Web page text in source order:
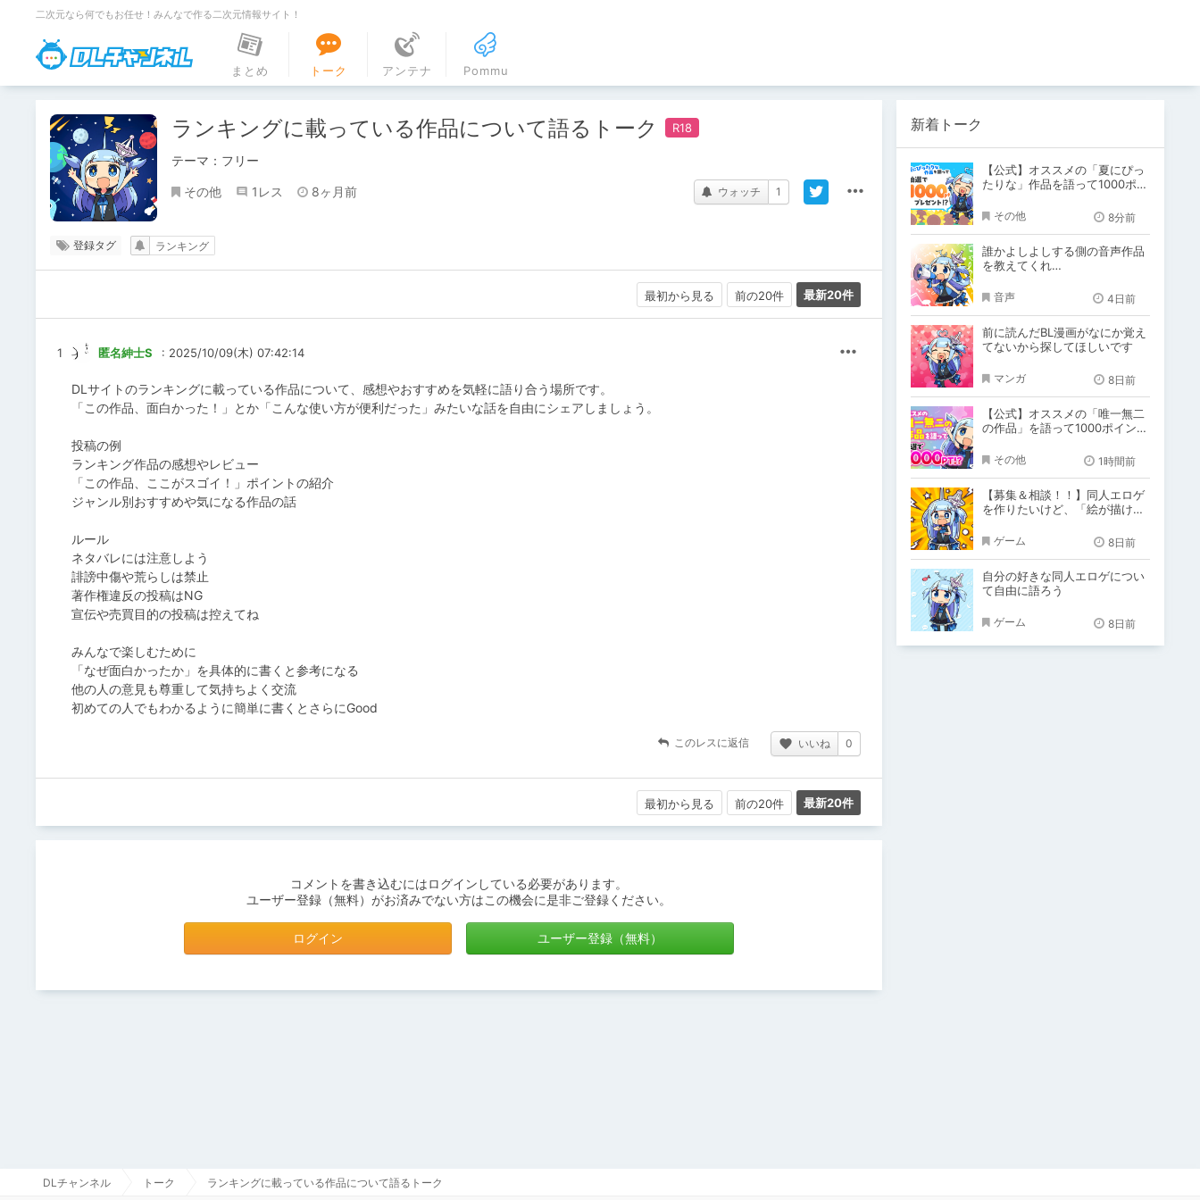
二次元なら何でもお任せ！みんなで作る二次元情報サイト！
DLチャンネル
まとめ
トーク アンテナ Pommu
ランキングに載っている作品について語るトーク
テーマ：フリー
その他 1レス 8ヶ月前 ウォッチ 1
登録タグ ランキング
最初から見る 前の20件 最新20件
1 匿名紳士S : 2025/10/09(木) 07:42:14
DLサイトのランキングに載っている作品について、感想やおすすめを気軽に語り合う場所です。
「この作品、面白かった！」とか「こんな使い方が便利だった」みたいな話を自由にシェアしましょう。
投稿の例
ランキング作品の感想やレビュー
「この作品、ここがスゴイ！」ポイントの紹介
ジャンル別おすすめや気になる作品の話
ルール
ネタバレには注意しよう
誹謗中傷や荒らしは禁止
著作権違反の投稿はNG
宣伝や売買目的の投稿は控えてね
みんなで楽しむために
「なぜ面白かったか」を具体的に書くと参考になる
他の人の意見も尊重して気持ちよく交流
初めての人でもわかるように簡単に書くとさらにGood
このレスに返信 いいね 0
最初から見る 前の20件 最新20件
コメントを書き込むにはログインしている必要があります。
ユーザー登録（無料）がお済みでない方はこの機会に是非ご登録ください。
ログイン ユーザー登録（無料）
新着トーク
【公式】オススメの「夏にぴっ
たりな」作品を語って1000ポイ
その他 8分前
誰かよしよしする側の音声作品
を教えてくれ…
音声 4日前
前に読んだBL漫画がなにか覚え
てないから探してほしいです
マンガ 8日前
【公式】オススメの「唯一無二
の作品」を語って1000ポイン
その他 1時間前
【募集＆相談！！】同人エロゲ
を作りたいけど、「絵が描けな
い！」
ゲーム 8日前
自分の好きな同人エロゲについ
て自由に語ろう
ゲーム 8日前
DLチャンネル トーク ランキングに載っている作品について語るトーク